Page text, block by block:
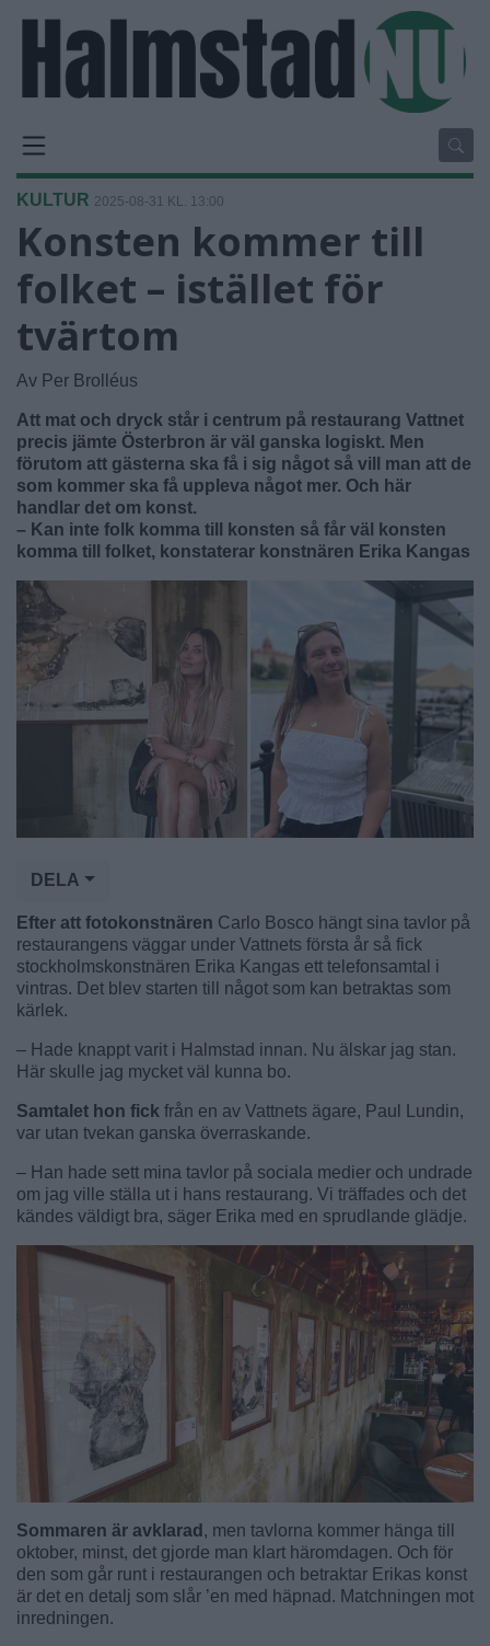
KULTUR 2025-08-31 KL. 13:00
Konsten kommer till
folket – istället för
tvärtom
Av Per Brolléus
Att mat och dryck står i centrum på restaurang Vattnet
precis jämte Österbron är väl ganska logiskt. Men
förutom att gästerna ska få i sig något så vill man att de
som kommer ska få uppleva något mer. Och här
handlar det om konst.
– Kan inte folk komma till konsten så får väl konsten
komma till folket, konstaterar konstnären Erika Kangas
DELA
Efter att fotokonstnären Carlo Bosco hängt sina tavlor på
restaurangens väggar under Vattnets första år så fick
stockholmskonstnären Erika Kangas ett telefonsamtal i
vintras. Det blev starten till något som kan betraktas som
kärlek.
– Hade knappt varit i Halmstad innan. Nu älskar jag stan.
Här skulle jag mycket väl kunna bo.
Samtalet hon fick från en av Vattnets ägare, Paul Lundin,
var utan tvekan ganska överraskande.
– Han hade sett mina tavlor på sociala medier och undrade
om jag ville ställa ut i hans restaurang. Vi träffades och det
kändes väldigt bra, säger Erika med en sprudlande glädje.
Sommaren är avklarad , men tavlorna kommer hänga till
oktober, minst, det gjorde man klart häromdagen. Och för
den som går runt i restaurangen och betraktar Erikas konst
är det en detalj som slår ’en med häpnad. Matchningen mot
inredningen.